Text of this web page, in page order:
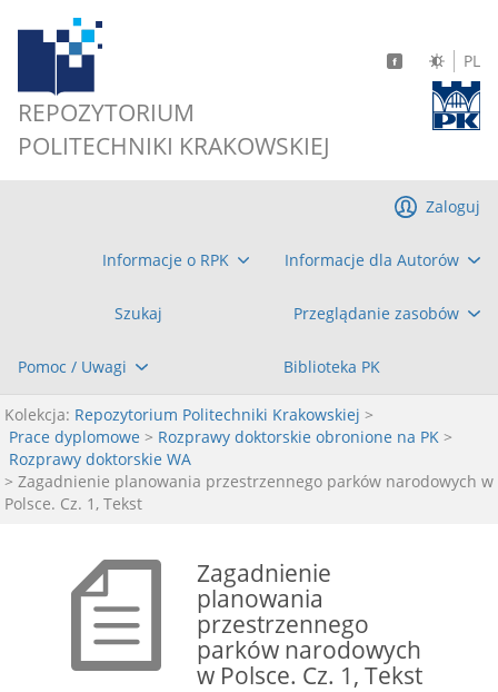
REPOZYTORIUM
POLITECHNIKI KRAKOWSKIEJ
PL
Informacje o RPK Informacje dla Autorów
Szukaj Przeglądanie zasobów
Pomoc / Uwagi Biblioteka PK
Zaloguj
Kolekcja: Repozytorium Politechniki Krakowskiej >
Prace dyplomowe > Rozprawy doktorskie obronione na PK >
Rozprawy doktorskie WA
> Zagadnienie planowania przestrzennego parków narodowych w
Polsce. Cz. 1, Tekst
Zagadnienie
planowania
przestrzennego
parków narodowych
w Polsce. Cz. 1, Tekst